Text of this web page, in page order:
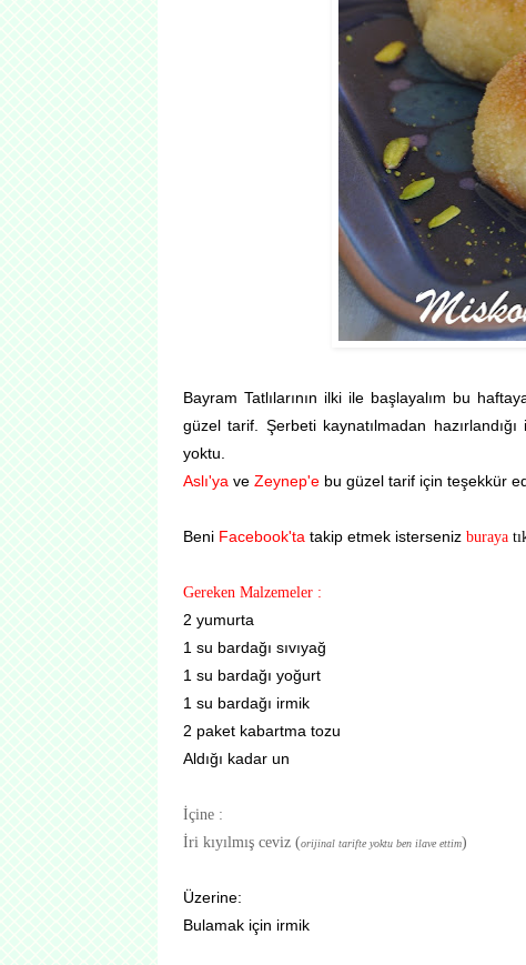
Bayram Tatlılarının ilki ile başlayalım bu
güzel tarif. Şerbeti kaynatılmadan
yoktu.
Aslı'ya ve Zeynep'e bu güzel tarif için teşekkür
Beni Facebook'ta takip etmek isterseniz buraya
Gereken Malzemeler :
2 yumurta
1 su bardağı sıvıyağ
1 su bardağı yoğurt
1 su bardağı irmik
2 paket kabartma tozu
Aldığı kadar un
İçine :
İri kıyılmış ceviz (orijinal tarifte yoktu ben ilave ettim)
Üzerine:
Bulamak için irmik